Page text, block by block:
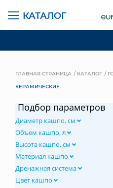
КАТАЛОГ
СВАДЕБНАЯ
ГЛАВНАЯ СТРАНИЦА КАТАЛОГ
КЕРАМИЧЕСКИЕ
Подбор параметров
Диаметр кашпо, см
Объем кашпо, л
Высота кашпо, см
Материал кашпо
Дренажная система
Цвет кашпо